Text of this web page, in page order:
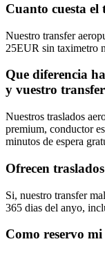
Cuanto cuesta
Nuestro transfer
25EUR sin taximetro
Que diferencia
y vuestro
Nuestros traslados
premium, conductor
minutos de espera
Ofrecen
Si, nuestro transfer
365 dias del anyo,
Como reservo